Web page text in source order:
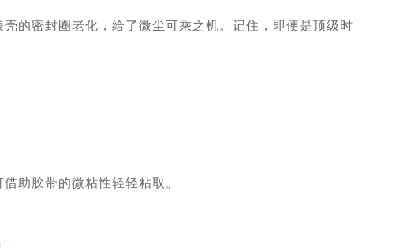
密封圈老化，给了微尘可乘之机。记住，即便是顶级时
助胶带的微粘性轻轻粘取。